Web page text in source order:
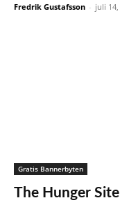
Fredrik Gustafsson - juli 14,
Gratis Bannerbyten
The Hunger Site